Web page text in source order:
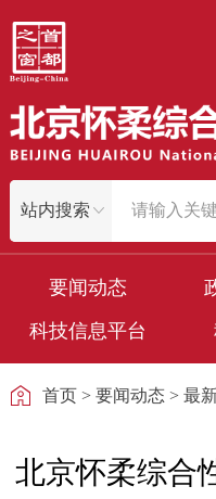
要闻动态
科技信息平台
首页> 要闻动态> 最
北京怀柔综合